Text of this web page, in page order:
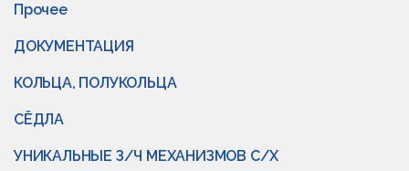
Прочее
ДОКУМЕНТАЦИЯ
КОЛЬЦА, ПОЛУКОЛЬЦА
СЁДЛА
УНИКАЛЬНЫЕ З/Ч МЕХАНИЗМОВ С/Х